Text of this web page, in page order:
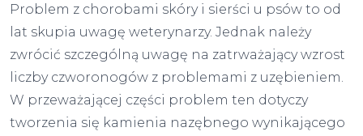
Problem z chorobami skóry i sierści u psów to od
lat skupia uwagę weterynarzy. Jednak należy
zwrócić szczególną uwagę na zatrważający wzrost
liczby czworonogów z problemami z uzębieniem.
W przeważającej części problem ten dotyczy
tworzenia się kamienia nazębnego wynikającego